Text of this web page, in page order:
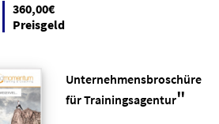
360,00€
Preisgeld
Unternehmensbroschüre
für Trainingsagentur"